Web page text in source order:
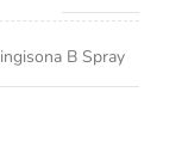
B Spray